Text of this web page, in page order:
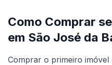
Como Comprar
em São José da
Comprar o primeiro